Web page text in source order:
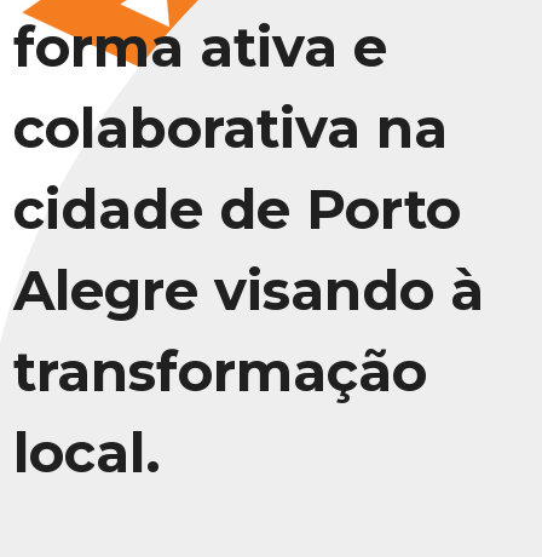
forma ativa e
colaborativa na
cidade de Porto
Alegre visando à
transformação
local.